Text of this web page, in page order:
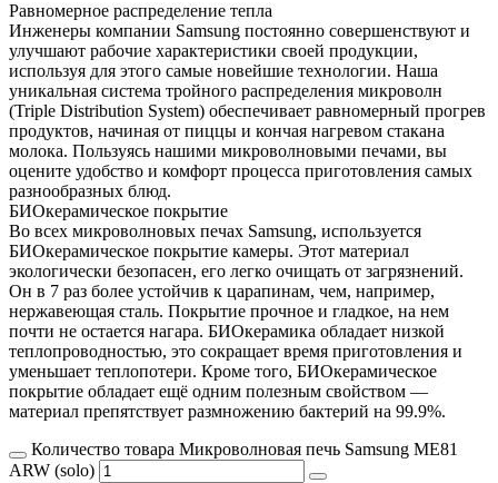
Равномерное распределение тепла
Инженеры компании Samsung постоянно совершенствуют и
улучшают рабочие характеристики своей продукции,
используя для этого самые новейшие технологии. Наша
уникальная система тройного распределения микроволн
(Triple Distribution System) обеспечивает равномерный прогрев
продуктов, начиная от пиццы и кончая нагревом стакана
молока. Пользуясь нашими микроволновыми печами, вы
оцените удобство и комфорт процесса приготовления самых
разнообразных блюд.
БИОкерамическое покрытие
Во всех микроволновых печах Samsung, используется
БИОкерамическое покрытие камеры. Этот материал
экологически безопасен, его легко очищать от загрязнений.
Он в 7 раз более устойчив к царапинам, чем, например,
нержавеющая сталь. Покрытие прочное и гладкое, на нем
почти не остается нагара. БИОкерамика обладает низкой
теплопроводностью, это сокращает время приготовления и
уменьшает теплопотери. Кроме того, БИОкерамическое
покрытие обладает ещё одним полезным свойством —
материал препятствует размножению бактерий на 99.9%.
Количество товара Микроволновая печь Samsung ME81
ARW (solo)